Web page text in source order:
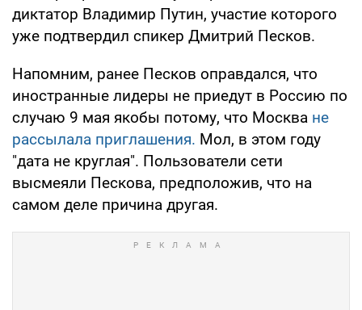
диктатор Владимир Путин, участие которого
уже подтвердил спикер Дмитрий Песков.
Напомним, ранее Песков оправдался, что
иностранные лидеры не приедут в Россию по
случаю 9 мая якобы потому, что Москва не
рассылала приглашения. Мол, в этом году
"дата не круглая". Пользователи сети
высмеяли Пескова, предположив, что на
самом деле причина другая.